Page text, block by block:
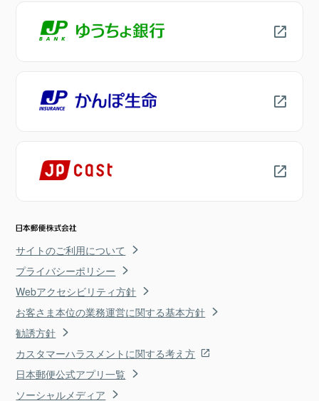
サイトのご利用について
プライバシーポリシー
Webアクセシビリティ方針
お客さま本位の業務運営に関する基本方針
勧誘方針
カスタマーハラスメントに関する考え方
日本郵便公式アプリ一覧
ソーシャルメディア